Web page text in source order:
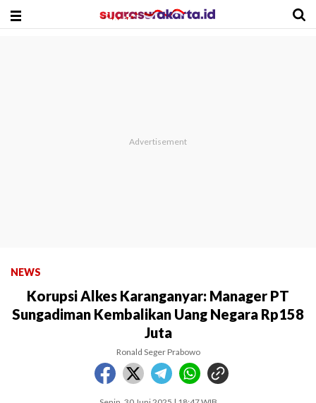
NEWS
Korupsi Alkes Karanganyar: Manager PT
Sungadiman Kembalikan Uang Negara Rp158
Juta
Ronald Seger Prabowo